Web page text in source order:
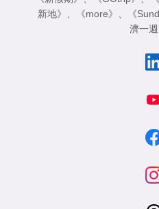
新地》 、 《more》 、 《
濟一週